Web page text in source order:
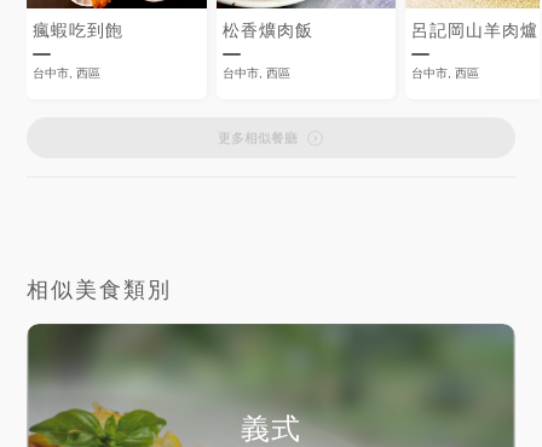
瘋蝦吃到飽
台中市, 西區
松香爌肉飯
台中市, 西區
呂記岡山羊肉爐
台中市, 西區
更多相似餐廳
相似美食類別
義式